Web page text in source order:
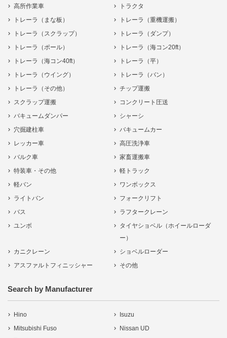
高所作業車
トラクタ
トレーラ（まな板）
トレーラ（重機運搬）
トレーラ（スクラップ）
トレーラ（ダンプ）
トレーラ（ポール）
トレーラ（海コン20ft）
トレーラ（海コン40ft）
トレーラ（平）
トレーラ（ウイング）
トレーラ（バン）
トレーラ（その他）
チップ運搬
スクラップ運搬
コンクリート圧送
バキュームダンパー
シャーシ
穴掘建柱車
バキュームカー
レッカー車
高圧洗浄車
バルク車
家畜運搬車
特装車・その他
軽トラック
軽バン
ワンボックス
ライトバン
フォークリフト
バス
ラフタークレーン
ユンボ
タイヤショベル（ホイールローダ
ー）
カニクレーン
ショベルローダー
アスファルトフィニッシャー
その他
Search by Manufacturer
Hino
Isuzu
Mitsubishi Fuso
Nissan UD